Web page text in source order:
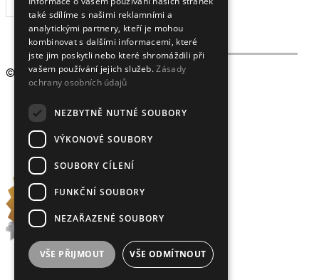
ODEBÍRAT
© 2009 - 2026Crystalex CZ, s.r.o.
také sdílíme s našimi reklamními a
analytickými partnery, kteří je mohou
kombinovat s dalšími informacemi, které
jste jim poskytli nebo které shromáždili při
vašem používání jejich služeb.Zásady
ochrany osobních údajů
NEZBYTNĚ NUTNÉ SOUBORY
VÝKONOVÉ SOUBORY
SOUBORY CÍLENÍ
FUNKČNÍ SOUBORY
NEZAŘAZENÉ SOUBORY
VŠE PŘIJMOUT VŠE ODMÍTNOUT